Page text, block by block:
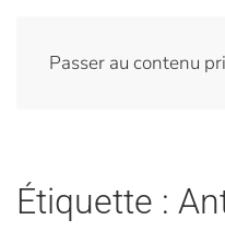
Passer au contenu
Étiquette :